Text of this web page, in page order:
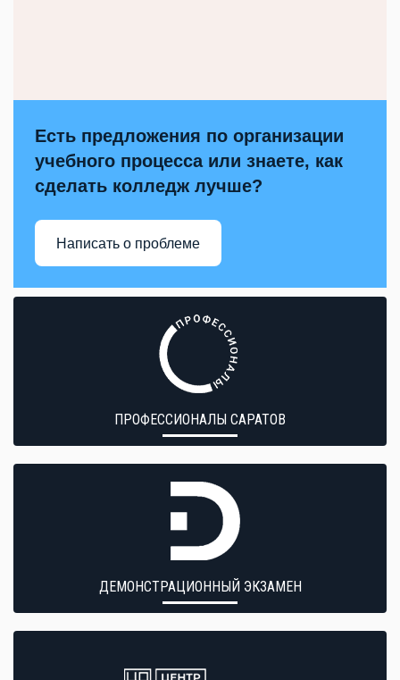
Есть предложения по организации
учебного процесса или знаете, как
сделать колледж лучше?
Написать о проблеме
ПРОФЕССИОНАЛЫ САРАТОВ
ДЕМОНСТРАЦИОННЫЙ ЭКЗАМЕН